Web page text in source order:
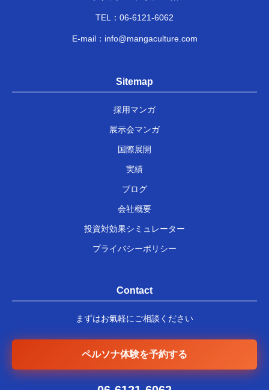
TEL： 06-6121-6062
E-mail： info@mangaculture.com
Sitemap
採用マンガ
展示会マンガ
国際展開
実績
ブログ
会社概要
投資対効果シミュレーター
プライバシーポリシー
Contact
まずはお氣軽にご相談ください
ペルソナ体験を予約する